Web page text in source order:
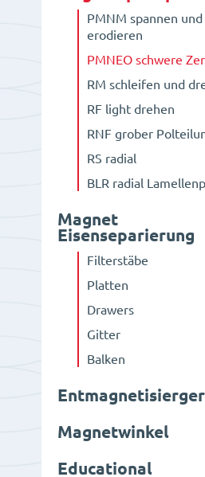
PMNM spannen und
erodieren
PMNEO schwere
RM schleifen und
RF light drehen
RNF grober
RS radial
BLR radial
Magnet
Eisenseparierung
Filterstäbe
Platten
Drawers
Gitter
Balken
Magnetwinkel
Educational